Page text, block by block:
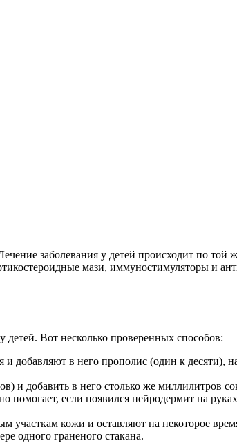
заболевания у детей происходит по той
мази, иммуностимуляторы и
Вот несколько проверенных способов:
и добавляют в него прополис (один к
и добавить в него столько же миллилитров
если появился нейродермит на
участкам кожи и оставляют на некоторое
одного граненого стакана.